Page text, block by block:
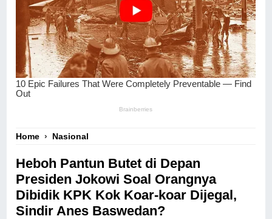
Home › Nasional
Heboh Pantun Butet di Depan
Presiden Jokowi Soal Orangnya
Dibidik KPK Kok Koar-koar Dijegal,
Sindir Anes Baswedan?